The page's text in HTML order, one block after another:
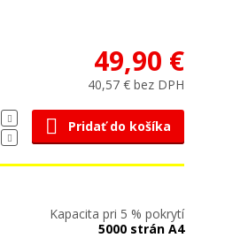
49,90 €
40,57 € bez DPH
Pridať do košíka
Kapacita pri 5 % pokrytí
5000 strán A4